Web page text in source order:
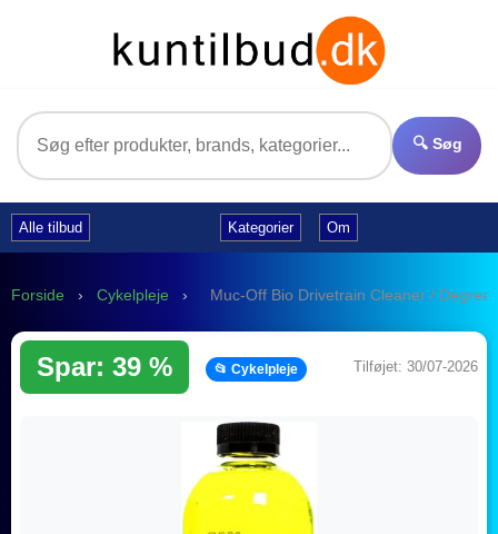
🔍 Søg
Alle tilbud Kategorier Om
Forside › Cykelpleje › Muc-Off Bio Drivetrain Cleaner /
Spar: 39 % 📂 Cykelpleje Tilføjet: 30/07-2026